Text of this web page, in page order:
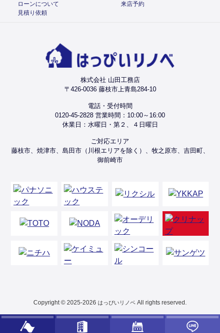
ローンについて
来店予約
見積り依頼
株式会社 山田工務店
〒426-0036 藤枝市上青島284-10
電話・受付時間
0120-45-2828 営業時間：10:00～16:00
休業日：水曜日・第２、４日曜日
ご対応エリア
藤枝市、焼津市、島田市（川根エリアを除く）、牧之原市、吉田町、
御前崎市
Copyright © 2025-2026 はっぴいリノベ All rights reserved.